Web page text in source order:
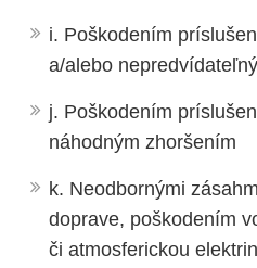
i. Poškodením
a/alebo
j. Poškodením
náhodným zhoršením
k. Neodbornými
doprave, poškodením
či atmosferickou